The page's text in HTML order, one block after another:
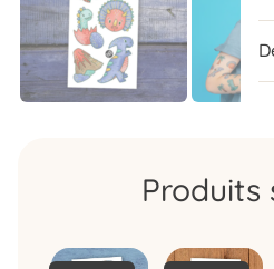
Produits